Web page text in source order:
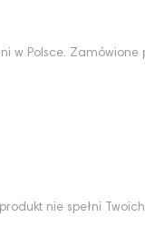
w Polsce. Zamówione
nie spełni